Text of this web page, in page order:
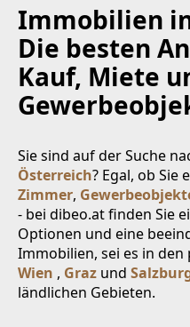
Immobilien
Die besten
Kauf, Miete
Sie sind auf der Suche
Österreich? Egal, ob Sie
Zimmer,
- bei dibeo.at finden Sie
Optionen und eine
Immobilien, sei es in
Wien , Graz und
ländlichen Gebieten.